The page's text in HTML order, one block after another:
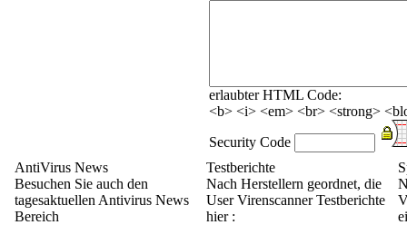
erlaubter HTML Code:
<b> <i> <em> <br> <strong>
Security Code
AntiVirus News
Besuchen Sie auch den
tagesaktuellen Antivirus News
Bereich
Testberichte
Nach Herstellern geordnet, die
User Virenscanner Testberichte
hier :